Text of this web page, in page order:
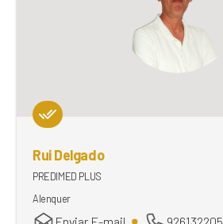
Rui Delgado
PREDIMED PLUS
Alenquer